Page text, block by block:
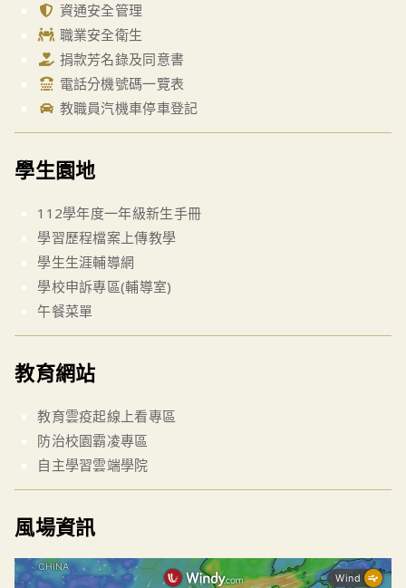
資通安全管理
職業安全衛生
捐款芳名錄及同意書
電話分機號碼一覽表
教職員汽機車停車登記
學生園地
112學年度一年級新生手冊
學習歷程檔案上傳教學
學生生涯輔導網
學校申訴專區(輔導室)
午餐菜單
教育網站
教育雲疫起線上看專區
防治校園霸凌專區
自主學習雲端學院
風場資訊